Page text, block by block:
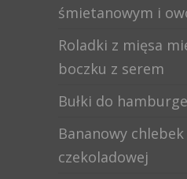
śmietanowym i
Roladki z mięsa
boczku z serem
Bułki do
Bananowy
czekoladowej